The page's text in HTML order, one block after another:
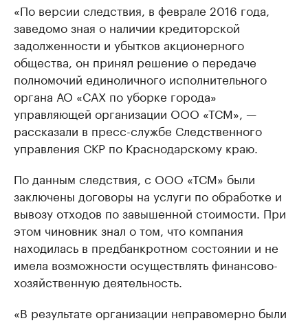
«По версии следствия, в феврале 2016 года,
заведомо зная о наличии кредиторской
задолженности и убытков акционерного
общества, он принял решение о передаче
полномочий единоличного исполнительного
органа АО «САХ по уборке города»
управляющей организации ООО «ТСМ», —
рассказали в пресс-службе Следственного
управления СКР по Краснодарскому краю.
По данным следствия, с ООО «ТСМ» были
заключены договоры на услуги по обработке и
вывозу отходов по завышенной стоимости. При
этом чиновник знал о том, что компания
находилась в предбанкротном состоянии и не
имела возможности осуществлять финансово-
хозяйственную деятельность.
«В результате организации неправомерно были